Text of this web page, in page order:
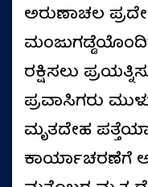
ಅರುಣಾಚಲ
ರಕ್ಷಿಸಲು
ಪ್ರವಾಸಿಗರು
ಮೃತದೇಹ
ಕಾರ್ಯಾಚರಣೆಗೆ